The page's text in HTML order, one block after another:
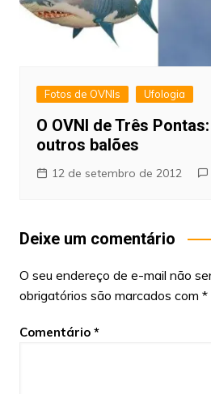
Fotos de OVNIs Ufologia
O OVNI de Três
outros balões
12 de setembro de 2012
Deixe um comentário
O seu endereço de e-mail não
obrigatórios são marcados com *
Comentário *